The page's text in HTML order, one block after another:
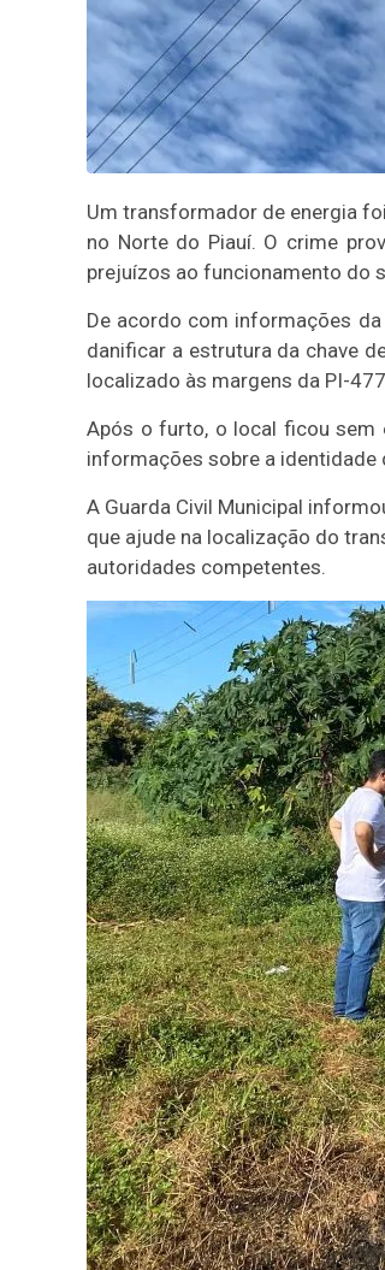
Um transformador de energia
no Norte do Piauí. O crime
prejuízos ao funcionamento do
De acordo com informações
danificar a estrutura da chave
localizado às margens da PI-
Após o furto, o local ficou sem
informações sobre a identidade
A Guarda Civil Municipal
que ajude na localização do
autoridades competentes.